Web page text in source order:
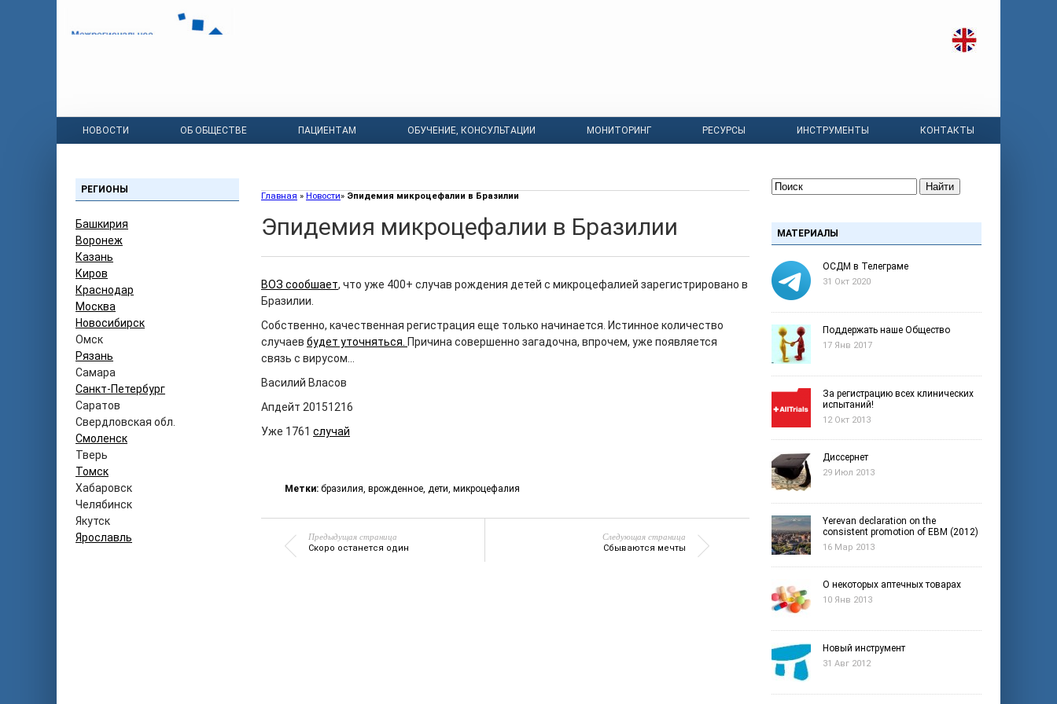
НОВОСТИ ОБ ОБЩЕСТВЕ ПАЦИЕНТАМ ОБУЧЕНИЕ, КОНСУЛЬТАЦИИ МОНИТОРИНГ РЕСУРСЫ ИНСТРУМЕНТЫ КОНТАКТЫ
РЕГИОНЫ
Башкирия
Воронеж
Казань
Киров
Краснодар
Москва
Новосибирск
Омск
Рязань
Самара
Санкт-Петербург
Саратов
Свердловская обл.
Смоленск
Тверь
Томск
Хабаровск
Челябинск
Якутск
Ярославль
Главная » Новости» Эпидемия микроцефалии в Бразилии
Эпидемия микроцефалии в Бразилии
ВОЗ сообшает, что уже 400+ случав рождения детей с микроцефалией зарегистрировано в
Бразилии.
Собственно, качественная регистрация еще только начинается. Истинное количество
случаев будет уточняться. Причина совершенно загадочна, впрочем, уже появляется
связь с вирусом…
Василий Власов
Апдейт 20151216
Уже 1761 случай
Метки: бразилия, врожденное, дети, микроцефалия
Предыдущая страница
Скоро останется один
Следующая страница
Сбываются мечты
Найти
МАТЕРИАЛЫ
ОСДМ в Телеграме
31 Окт 2020
Поддержать наше Общество
17 Янв 2017
За регистрацию всех клинических
испытаний!
12 Окт 2013
Диссернет
29 Июл 2013
Yerevan declaration on the
consistent promotion of EBM (2012)
16 Мар 2013
О некоторых аптечных товарах
10 Янв 2013
Новый инструмент
31 Авг 2012